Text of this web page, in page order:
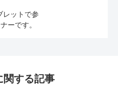
レットで参
ーです。
関する記事